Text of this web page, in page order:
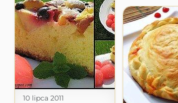
10 lipca 2011